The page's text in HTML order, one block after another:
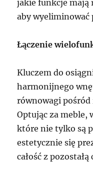
jakie funkcje mają
aby wyeliminować
Łączenie
Kluczem do
harmonijnego
równowagi
Optując za meble,
które nie tylko są
estetycznie się
całość z